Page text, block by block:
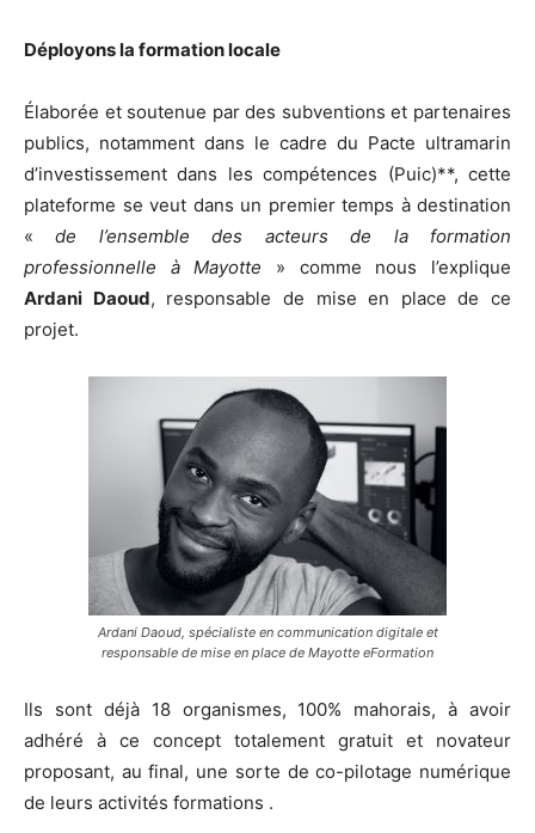
Déployons la formation locale
Élaborée et soutenue par des subventions et partenaires
publics, notamment dans le cadre du Pacte ultramarin
d’investissement dans les compétences (Puic)**, cette
plateforme se veut dans un premier temps à destination
« de l’ensemble des acteurs de la formation
professionnelle à Mayotte » comme nous l’explique
Ardani Daoud, responsable de mise en place de ce
projet.
Ardani Daoud, spécialiste en communication digitale et
responsable de mise en place de Mayotte eFormation
Ils sont déjà 18 organismes, 100% mahorais, à avoir
adhéré à ce concept totalement gratuit et novateur
proposant, au final, une sorte de co-pilotage numérique
de leurs activités formations .